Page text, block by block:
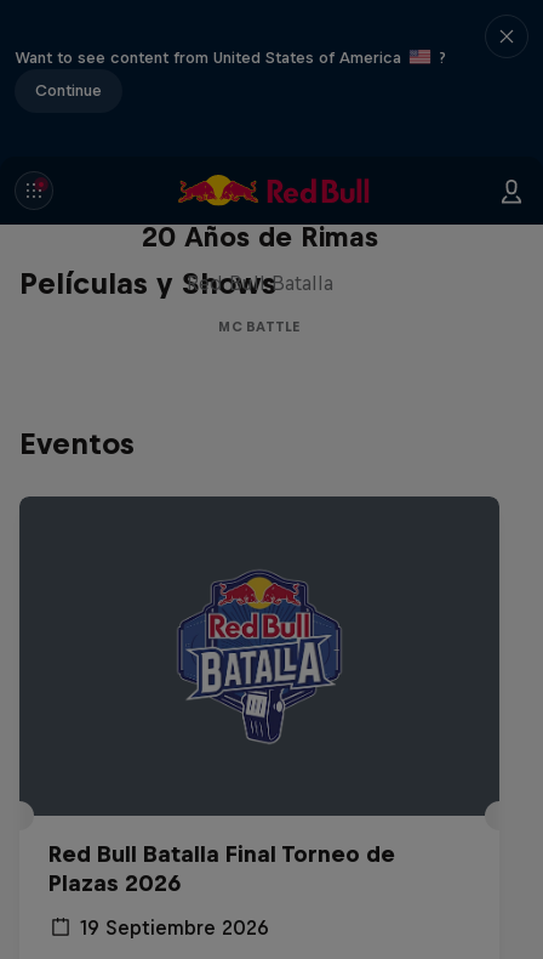
Want to see content from United States of America
?
Continue
Películas y Shows
Red Bull Batalla Nueva Historia:
20 Años de Rimas
Red Bull Batalla
MC BATTLE
Eventos
Red Bull Batalla Final Torneo de
Plazas 2026
19 Septiembre 2026